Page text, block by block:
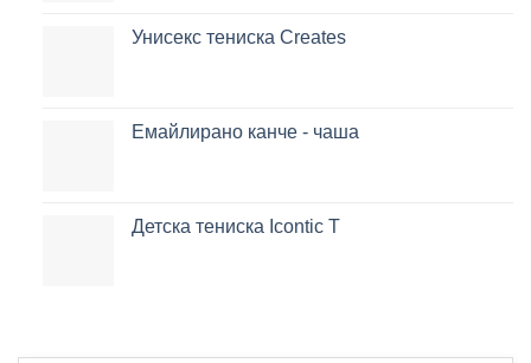
Унисекс тениска Creates
Емайлирано канче - чаша
Детска тениска Icontic T